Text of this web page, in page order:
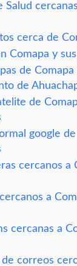
Salud
cerca de
Comapa y
de Comapa
de
de
google
cercanos a
a
cercanas a
correos